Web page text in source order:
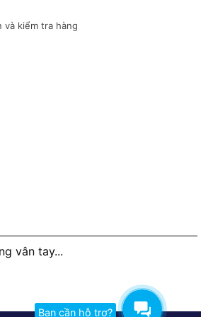
và kiểm tra hàng
vân tay...
Bạn cần hỗ trợ?